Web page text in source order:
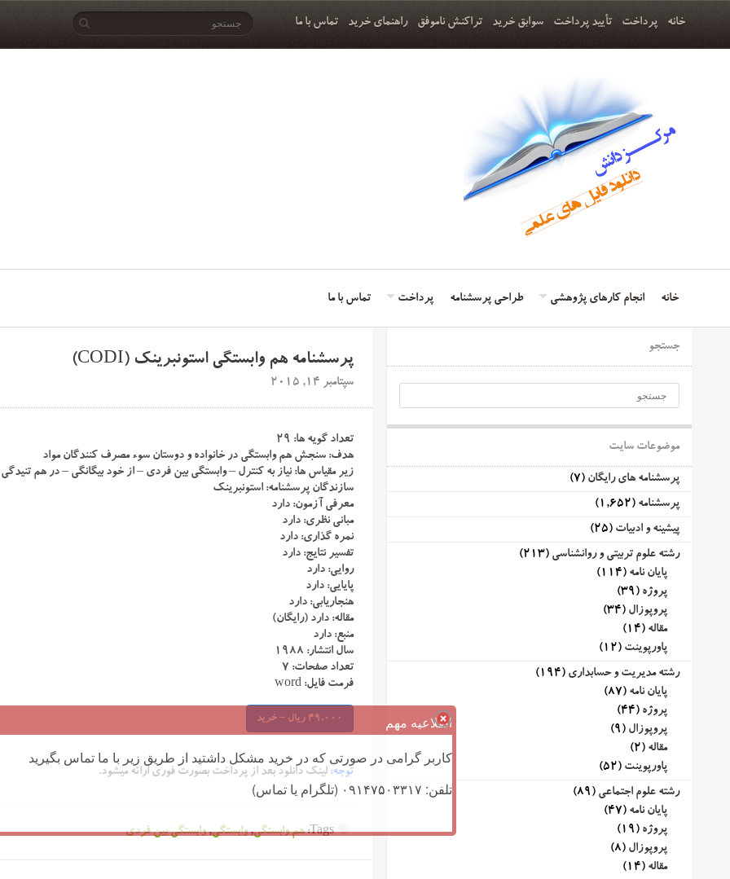
خانه پرداخت تأیید پرداخت سوابق خرید تراکنش ناموفق راهنمای خرید تماس با ما
خانه انجام کارهای پژوهشی طراحی پرسشنامه پرداخت تماس با ما
پرسشنامه هم وابستگی استونبرینک (CODI)
سپتامبر 14, 2015
تعداد گویه ها: ۲۹
هدف: سنجش هم وابستگی در خانواده و دوستان سوء مصرف کنندگان مواد
زیر مقیاس ها: نیاز به کنترل – وابستگی بین فردی – از خود بیگانگی – در هم تنیدگی
سازندگان پرسشنامه: استونبرینک
معرفی آزمون: دارد
مبانی نظری: دارد
نمره گذاری: دارد
تفسیر نتایج: دارد
روایی: دارد
پایایی: دارد
هنجاریابی: دارد
مقاله: دارد (رایگان)
منبع: دارد
سال انتشار: ۱۹۸۸
تعداد صفحات: ۷
فرمت فایل: word
49,000 ریال – خرید
توجه: لینک دانلود بعد از پرداخت بصورت فوری ارائه میشود.
Tags: هم وابستگی,وابستگی,وابستگی بین فردی
جستجو
موضوعات سایت
پرسشنامه های رایگان (7)
پرسشنامه (1,652)
پیشینه و ادبیات (25)
رشته علوم تربیتی و روانشناسی (213)
پایان نامه (114)
پروژه (39)
پروپوزال (34)
مقاله (14)
پاورپوینت (12)
رشته مدیریت و حسابداری (194)
پایان نامه (87)
پروژه (44)
پروپوزال (9)
مقاله (2)
پاورپوینت (52)
رشته علوم اجتماعی (89)
پایان نامه (47)
پروژه (19)
پروپوزال (8)
مقاله (14)
اطلاعیه مهم
کاربر گرامی در صورتی که در خرید مشکل داشتید از طریق زیر با ما تماس بگیرید
تلفن: ۰۹۱۴۷۵۰۳۳۱۷ (تلگرام یا تماس)